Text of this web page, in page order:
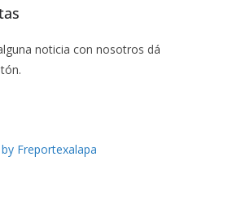
noticia con nosotros dá
Freportexalapa